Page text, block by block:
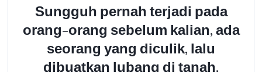
Sungguh pernah terjadi pada
orang-orang sebelum kalian, ada
seorang yang diculik, lalu